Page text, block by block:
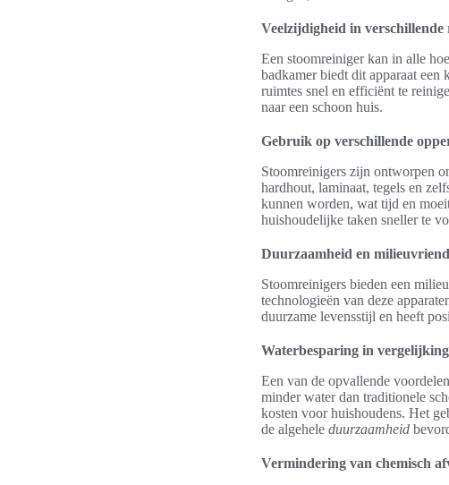
Veelzijdigheid in verschillende
Een stoomreiniger kan in alle
badkamer biedt dit apparaat
ruimtes snel en efficiënt te
naar een schoon huis.
Gebruik op verschillende
Stoomreinigers zijn ontworpen
hardhout, laminaat, tegels en
kunnen worden, wat tijd en
huishoudelijke taken sneller te
Duurzaamheid en
Stoomreinigers bieden een
technologieën van deze
duurzame levensstijl en heeft
Waterbesparing in
Een van de opvallende
minder water dan traditionele
kosten voor huishoudens. Het
de algehele duurzaamheid
Vermindering van chemisch